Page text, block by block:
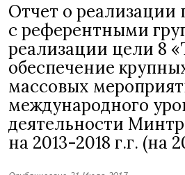
Отчет о реализации
с референтными
реализации цели 8
обеспечение
массовых
международного
деятельности
на 2013-2018 г.г. (на